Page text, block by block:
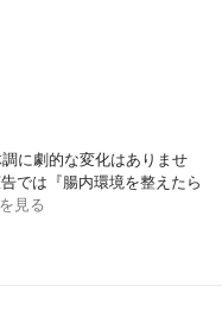
に劇的な変化はありませ
では『腸内環境を整えたら
見る